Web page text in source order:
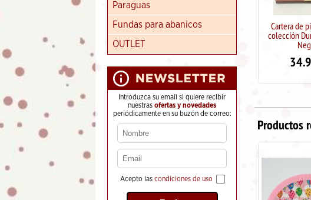
Paraguas
Fundas para abanicos
OUTLET
Introduzca su email si quiere recibir
nuestras ofertas y novedades
periódicamente en su buzón de correo:
Acepto las condiciones de uso
Cartera de piel El Potro,
colección Durango (Color
Cartera de
colección
Productos